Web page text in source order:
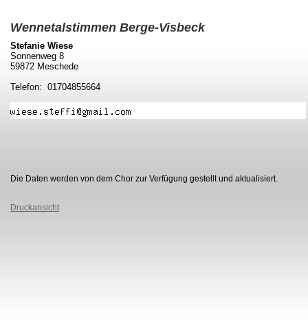
Wennetalstimmen Berge-Visbeck
Stefanie Wiese
Sonnenweg 8
59872 Meschede
Telefon: 01704855664
Die Daten werden von dem Chor zur Verfügung gestellt und aktualisiert.
Druckansicht